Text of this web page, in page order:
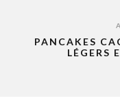
PANCAKES
LÉGERS